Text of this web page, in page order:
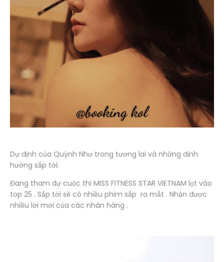
Dự định của Quỳnh Như trong tương lai và những định
hướng sắp tới:
Đang tham dự cuộc thi MISS FITNESS STAR VIETNAM lọt vào
top 25 . Sắp tới sẽ có nhiều phim sắp ra mắt . Nhận được
nhiều lời mời của các nhãn hàng .